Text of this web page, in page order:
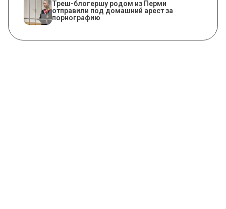
Треш-блогершу родом из Перми
отправили под домашний арест за
порнографию